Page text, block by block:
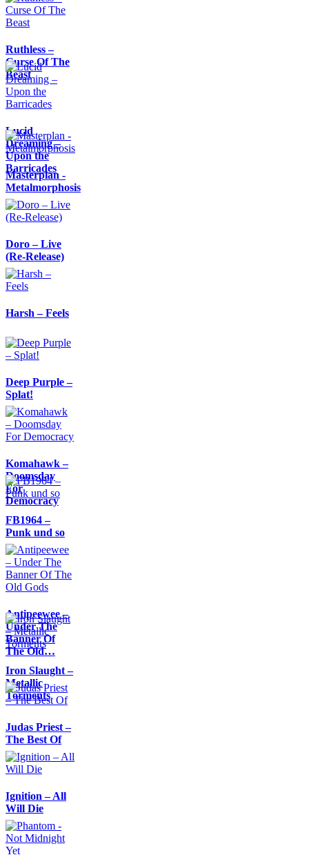
Ruthless –
Curse Of The
Beast
Lucid
Dreaming –
Upon the
Barricades
Masterplan -
Metalmorphosis
Doro – Live
(Re-Release)
Harsh – Feels
Deep Purple –
Splat!
Komahawk –
Doomsday
For
Democracy
FB1964 –
Punk und so
Antipeewee –
Under The
Banner Of
The Old…
Iron Slaught –
Metallic
Torments
Judas Priest –
The Best Of
Ignition – All
Will Die